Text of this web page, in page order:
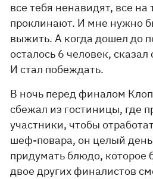
все тебя ненавидят, все на
проклинают. И мне нужно
выжить. А когда дошел до
осталось 6 человек, сказал
И стал побеждать.
В ночь перед финалом
сбежал из гостиницы, где
участники, чтобы
шеф-повара, он целый
придумать блюдо, которое
двое других финалистов